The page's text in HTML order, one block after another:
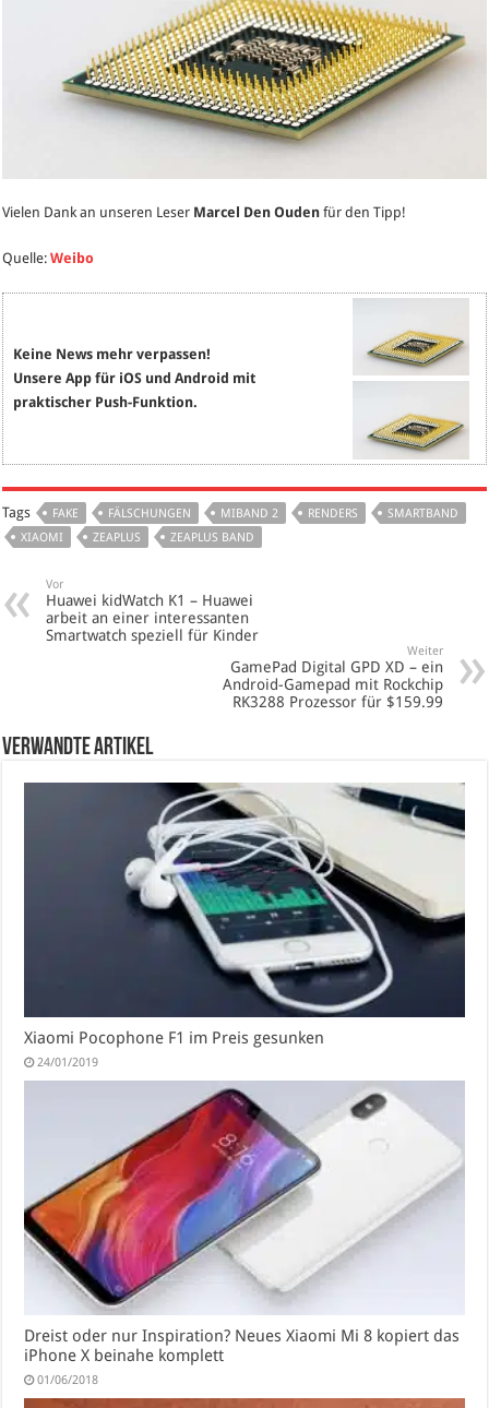
Vielen Dank an unseren Leser Marcel Den Ouden für den Tipp!
Quelle:Weibo
Keine News mehr verpassen!
Unsere App für iOS und Android mit
praktischer Push-Funktion.
Tags FAKE FÄLSCHUNGEN MIBAND 2 RENDERS
SMARTBAND
XIAOMI
ZEAPLUS ZEAPLUS BAND
Vor
Huawei kidWatch K1 – Huawei
arbeit an einer interessanten
Smartwatch speziell für Kinder
Weiter
GamePad Digital GPD XD – ein
Android-Gamepad mit Rockchip
RK3288 Prozessor für $159.99
verwandte Artikel
Xiaomi Pocophone F1 im Preis gesunken
24/01/2019
Dreist oder nur Inspiration? Neues Xiaomi Mi 8 kopiert das
iPhone X beinahe komplett
01/06/2018